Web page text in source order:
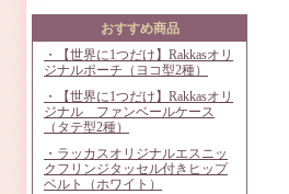
おすすめ商品
・【世界に1つだけ】Rakkasオリ
ジナルポーチ（ヨコ型2種）
・【世界に1つだけ】Rakkasオリ
ジナル ファンベールケース
（タテ型2種）
・ラッカスオリジナルエスニッ
クフリンジタッセル付きヒップ
ベルト（ホワイト）